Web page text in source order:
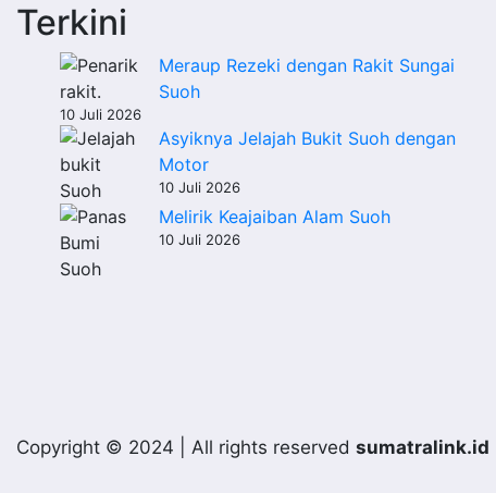
Terkini
Meraup Rezeki dengan Rakit Sungai
Suoh
10 Juli 2026
Asyiknya Jelajah Bukit Suoh dengan
Motor
10 Juli 2026
Melirik Keajaiban Alam Suoh
10 Juli 2026
Copyright © 2024 | All rights reserved sumatralink.id